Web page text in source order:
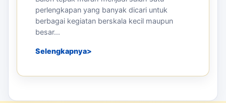
perlengkapan yang banyak dicari untuk
berbagai kegiatan berskala kecil maupun
besar...
Selengkapnya